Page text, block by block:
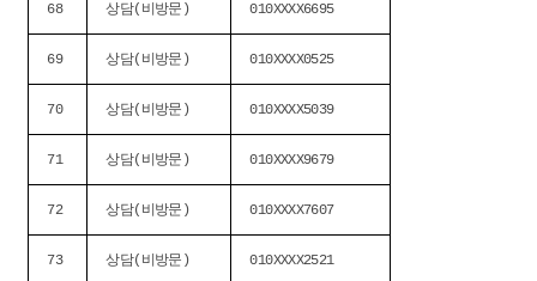
68 상담(비방문) 010XXXX6695
69 상담(비방문) 010XXXX0525
70 상담(비방문) 010XXXX5039
71 상담(비방문) 010XXXX9679
72 상담(비방문) 010XXXX7607
73 상담(비방문) 010XXXX2521